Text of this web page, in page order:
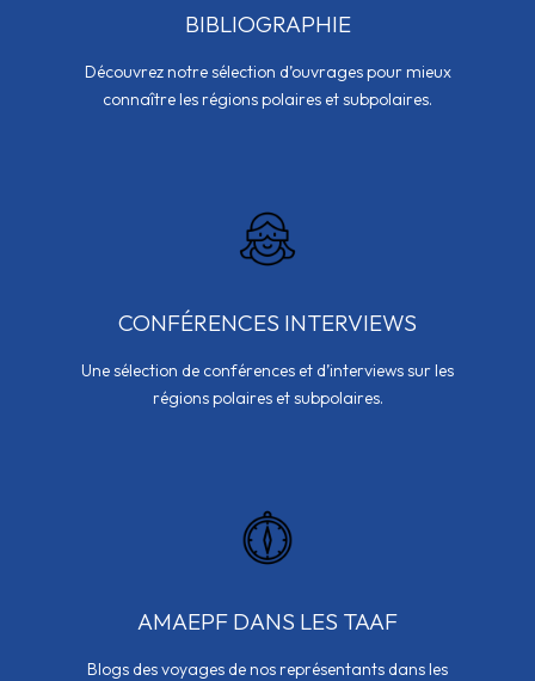
BIBLIOGRAPHIE
Découvrez notre sélection d’ouvrages pour mieux
connaître les régions polaires et subpolaires.
CONFÉRENCES INTERVIEWS
Une sélection de conférences et d’interviews sur les
régions polaires et subpolaires.
AMAEPF DANS LES TAAF
Blogs des voyages de nos représentants dans les